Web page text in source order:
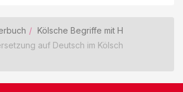
Kölsche Begriffe mit H
auf Deutsch im Kölsch